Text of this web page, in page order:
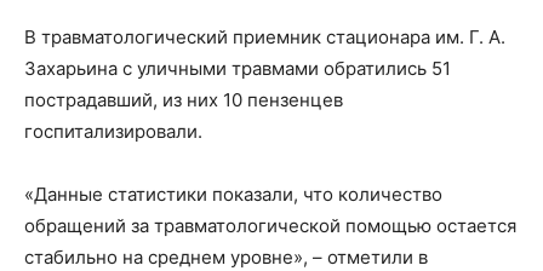
В травматологический приемник стационара им. Г. А.
Захарьина с уличными травмами обратились 51
пострадавший, из них 10 пензенцев
госпитализировали.
«Данные статистики показали, что количество
обращений за травматологической помощью остается
стабильно на среднем уровне», – отметили в